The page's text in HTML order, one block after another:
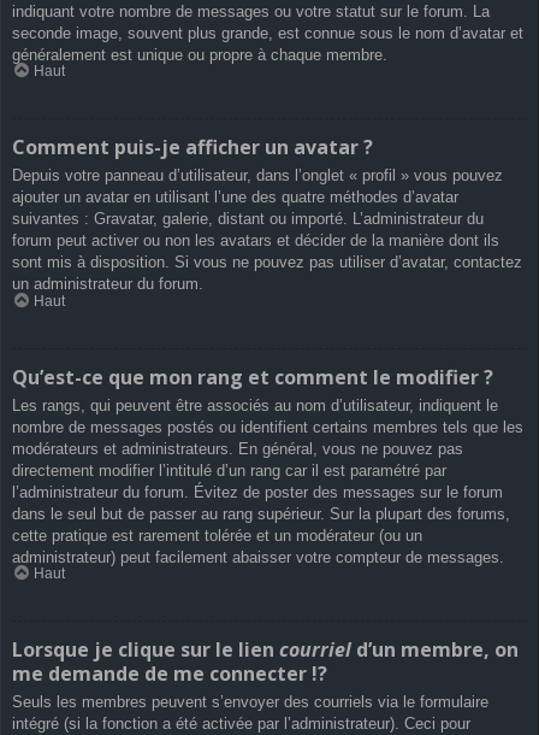
indiquant votre nombre de messages ou votre statut sur le forum. La
seconde image, souvent plus grande, est connue sous le nom d’avatar et
généralement est unique ou propre à chaque membre.
Haut
Comment puis-je afficher un avatar ?
Depuis votre panneau d’utilisateur, dans l’onglet « profil » vous pouvez
ajouter un avatar en utilisant l’une des quatre méthodes d’avatar
suivantes : Gravatar, galerie, distant ou importé. L’administrateur du
forum peut activer ou non les avatars et décider de la manière dont ils
sont mis à disposition. Si vous ne pouvez pas utiliser d’avatar, contactez
un administrateur du forum.
Haut
Qu’est-ce que mon rang et comment le modifier ?
Les rangs, qui peuvent être associés au nom d’utilisateur, indiquent le
nombre de messages postés ou identifient certains membres tels que les
modérateurs et administrateurs. En général, vous ne pouvez pas
directement modifier l’intitulé d’un rang car il est paramétré par
l’administrateur du forum. Évitez de poster des messages sur le forum
dans le seul but de passer au rang supérieur. Sur la plupart des forums,
cette pratique est rarement tolérée et un modérateur (ou un
administrateur) peut facilement abaisser votre compteur de messages.
Haut
Lorsque je clique sur le lien courriel d’un membre, on
me demande de me connecter !?
Seuls les membres peuvent s’envoyer des courriels via le formulaire
intégré (si la fonction a été activée par l’administrateur). Ceci pour